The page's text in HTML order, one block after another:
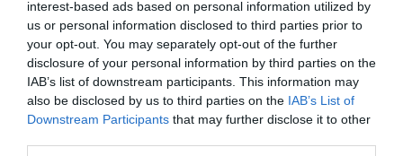
interest-based ads based on personal information utilized by
us or personal information disclosed to third parties prior to
your opt-out. You may separately opt-out of the further
disclosure of your personal information by third parties on the
IAB’s list of downstream participants. This information may
also be disclosed by us to third parties on the IAB’s List of
Downstream Participants that may further disclose it to other
Készen állsz?
0%
Mi volt a neve annak az